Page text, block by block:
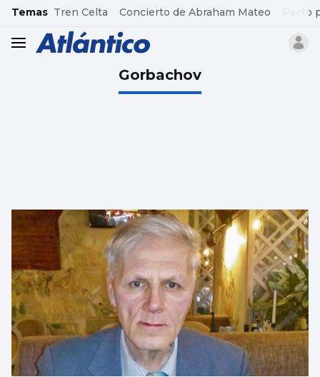
common.go-to-content
Temas Tren Celta Concierto de Abraham Mateo Pacto
header.menu.open
Gorbachov